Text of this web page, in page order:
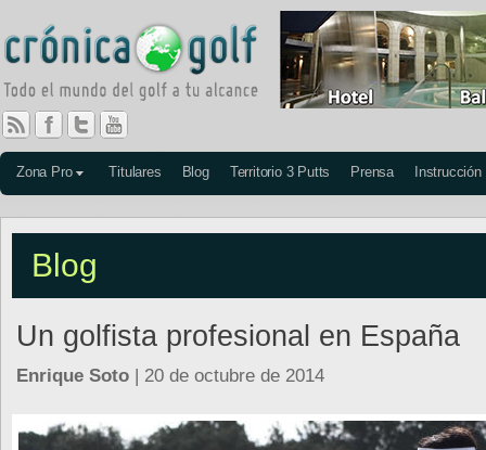
Zona Pro Titulares Blog Territorio 3 Putts Prensa Instrucción
Blog
Un golfista profesional en España
Enrique Soto | 20 de octubre de 2014